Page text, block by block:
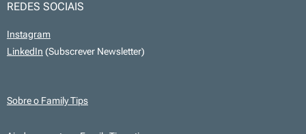
REDES SOCIAIS
Instagram
LinkedIn (Subscrever Newsletter)
Sobre o Family Tips